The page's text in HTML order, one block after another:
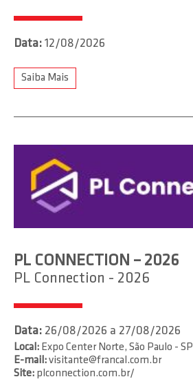
Data: 12/08/2026
Saiba Mais
PL CONNECTION – 2026
PL Connection - 2026
Data: 26/08/2026 a 27/08/2026
Local: Expo Center Norte, São Paulo - SP
E-mail:visitante@francal.com.br
Site: plconnection.com.br/